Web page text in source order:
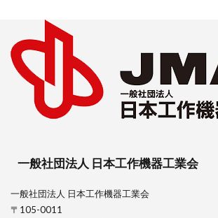
一般社団法人 日本工作機器工業会
一般社団法人 日本工作機器工業会
〒105-0011